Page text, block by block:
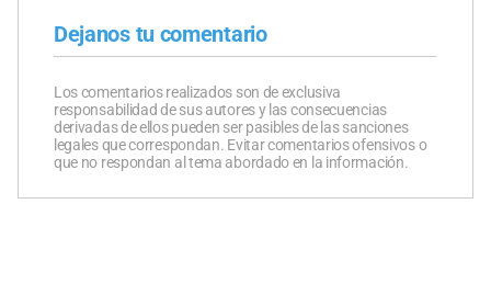
Dejanos tu comentario
Los comentarios realizados son de exclusiva
responsabilidad de sus autores y las consecuencias
derivadas de ellos pueden ser pasibles de las sanciones
legales que correspondan. Evitar comentarios ofensivos o
que no respondan al tema abordado en la información.